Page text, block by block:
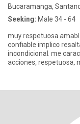
Bucaramanga,
Seeking: Male 34 - 64
muy respetuosa
confiable implico
incondicional. me
acciones, respetuosa,